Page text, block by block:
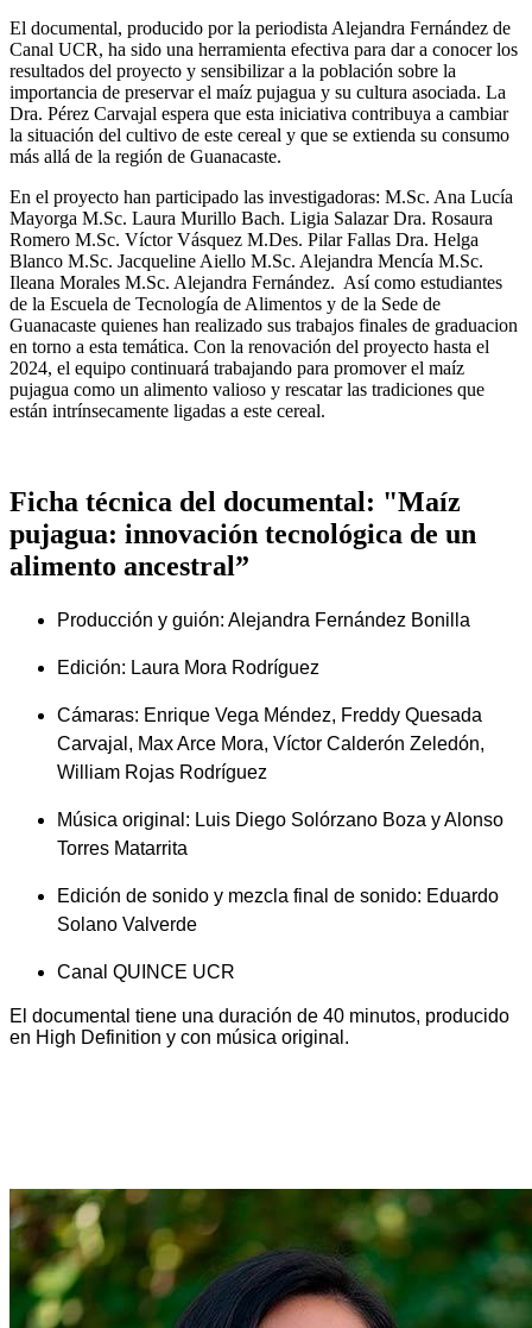
El documental, producido por la periodista Alejandra Fernández de
Canal UCR, ha sido una herramienta efectiva para dar a conocer los
resultados del proyecto y sensibilizar a la población sobre la
importancia de preservar el maíz pujagua y su cultura asociada. La
Dra. Pérez Carvajal espera que esta iniciativa contribuya a cambiar
la situación del cultivo de este cereal y que se extienda su consumo
más allá de la región de Guanacaste.
En el proyecto han participado las investigadoras: M.Sc. Ana Lucía
Mayorga M.Sc. Laura Murillo Bach. Ligia Salazar Dra. Rosaura
Romero M.Sc. Víctor Vásquez M.Des. Pilar Fallas Dra. Helga
Blanco M.Sc. Jacqueline Aiello M.Sc. Alejandra Mencía M.Sc.
Ileana Morales M.Sc. Alejandra Fernández. Así como estudiantes
de la Escuela de Tecnología de Alimentos y de la Sede de
Guanacaste quienes han realizado sus trabajos finales de graduacion
en torno a esta temática. Con la renovación del proyecto hasta el
2024, el equipo continuará trabajando para promover el maíz
pujagua como un alimento valioso y rescatar las tradiciones que
están intrínsecamente ligadas a este cereal.
Ficha técnica del documental: "Maíz
pujagua: innovación tecnológica de un
alimento ancestral”
Producción y guión: Alejandra Fernández Bonilla
Edición: Laura Mora Rodríguez
Cámaras: Enrique Vega Méndez, Freddy Quesada
Carvajal, Max Arce Mora, Víctor Calderón Zeledón,
William Rojas Rodríguez
Música original: Luis Diego Solórzano Boza y Alonso
Torres Matarrita
Edición de sonido y mezcla final de sonido: Eduardo
Solano Valverde
Canal QUINCE UCR
El documental tiene una duración de 40 minutos, producido
en High Definition y con música original.